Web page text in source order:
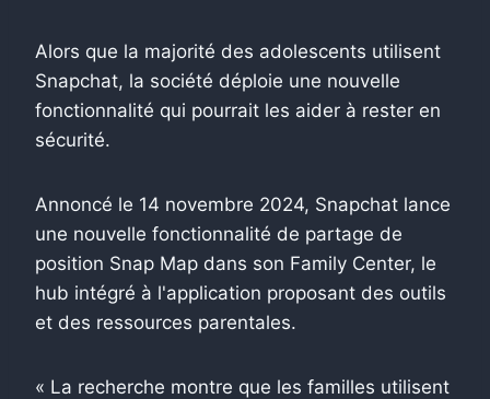
Alors que la majorité des adolescents utilisent
Snapchat, la société déploie une nouvelle
fonctionnalité qui pourrait les aider à rester en
sécurité.
Annoncé le 14 novembre 2024, Snapchat lance
une nouvelle fonctionnalité de partage de
position Snap Map dans son Family Center, le
hub intégré à l'application proposant des outils
et des ressources parentales.
« La recherche montre que les familles utilisent